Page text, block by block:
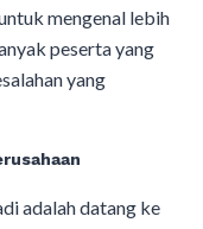
mengenal lebih
peserta yang
yang
adalah datang ke